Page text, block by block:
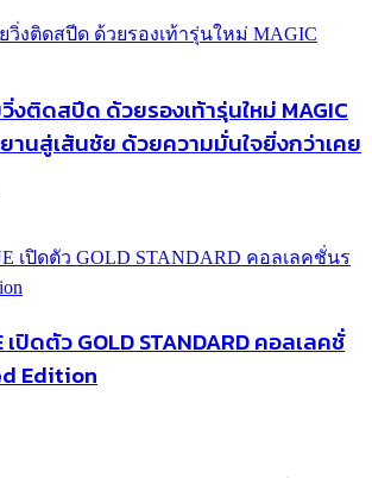
วิ่งติดสปีด ด้วยรองเท้ารุ่นใหม่ MAGIC
ยานสู่เส้นชัย ด้วยความมั่นใจยิ่งกว่าเคย
เปิดตัว GOLD STANDARD คอลเลคชั่
Edition